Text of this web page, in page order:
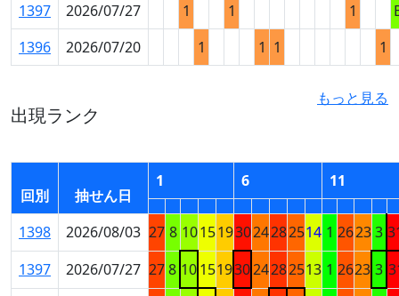
1397
2026/07/27 1 1 1
1396
2026/07/20 1 1 1 1
もっと見る
出現ランク
回別 抽せん日
1 6 11
1398 2026/08/03 27 8 1015193024282514 1 2623 3
1397
2026/07/27 278 1015193024282513 1 2623 3